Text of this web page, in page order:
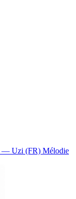
— Uzi (FR) Mélodie